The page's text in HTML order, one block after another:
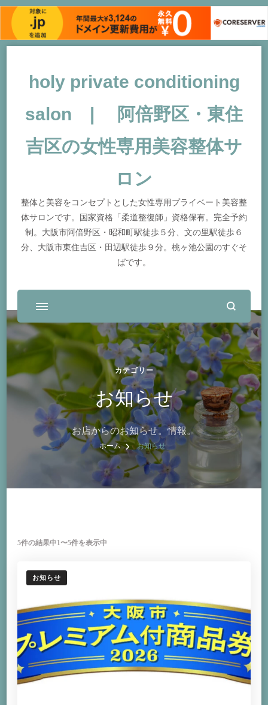
holy private conditioning
salon | 阿倍野区・東住
吉区の女性専用美容整体サ
ロン
整体と美容をコンセプトとした女性専用プライベート美容整
体サロンです。国家資格「柔道整復師」資格保有。完全予約
制。大阪市阿倍野区・昭和町駅徒歩５分、文の里駅徒歩６
分、大阪市東住吉区・田辺駅徒歩９分。桃ヶ池公園のすぐそ
ばです。
カテゴリー
お知らせ
お店からのお知らせ。情報。
ホーム お知らせ
5件の結果中1〜5件を表示中
お知らせ